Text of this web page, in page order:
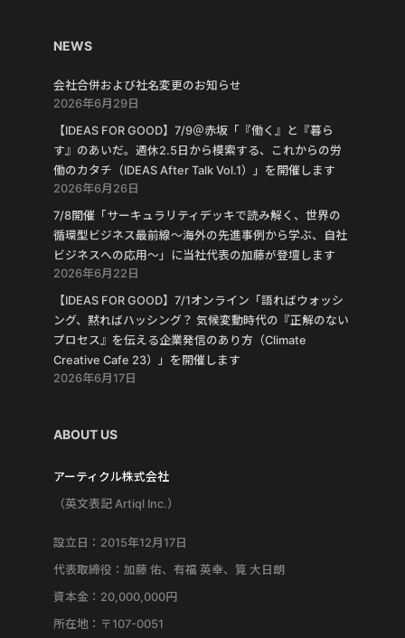
NEWS
会社合併および社名変更のお知らせ
2026年6月29日
【IDEAS FOR GOOD】7/9＠赤坂「『働く』と『暮ら
す』のあいだ。週休2.5日から模索する、これからの労
働のカタチ（IDEAS After Talk Vol.1）」を開催します
2026年6月26日
7/8開催「サーキュラリティデッキで読み解く、世界の
循環型ビジネス最前線〜海外の先進事例から学ぶ、自社
ビジネスへの応用〜」に当社代表の加藤が登壇します
2026年6月22日
【IDEAS FOR GOOD】7/1オンライン「語ればウォッシ
ング、黙ればハッシング？ 気候変動時代の『正解のない
プロセス』を伝える企業発信のあり方（Climate
Creative Cafe 23）」を開催します
2026年6月17日
ABOUT US
アーティクル株式会社
（英文表記 Artiql Inc.）
設立日：2015年12月17日
代表取締役：加藤 佑、有福 英幸、筧 大日朗
資本金：20,000,000円
所在地：〒107-0051